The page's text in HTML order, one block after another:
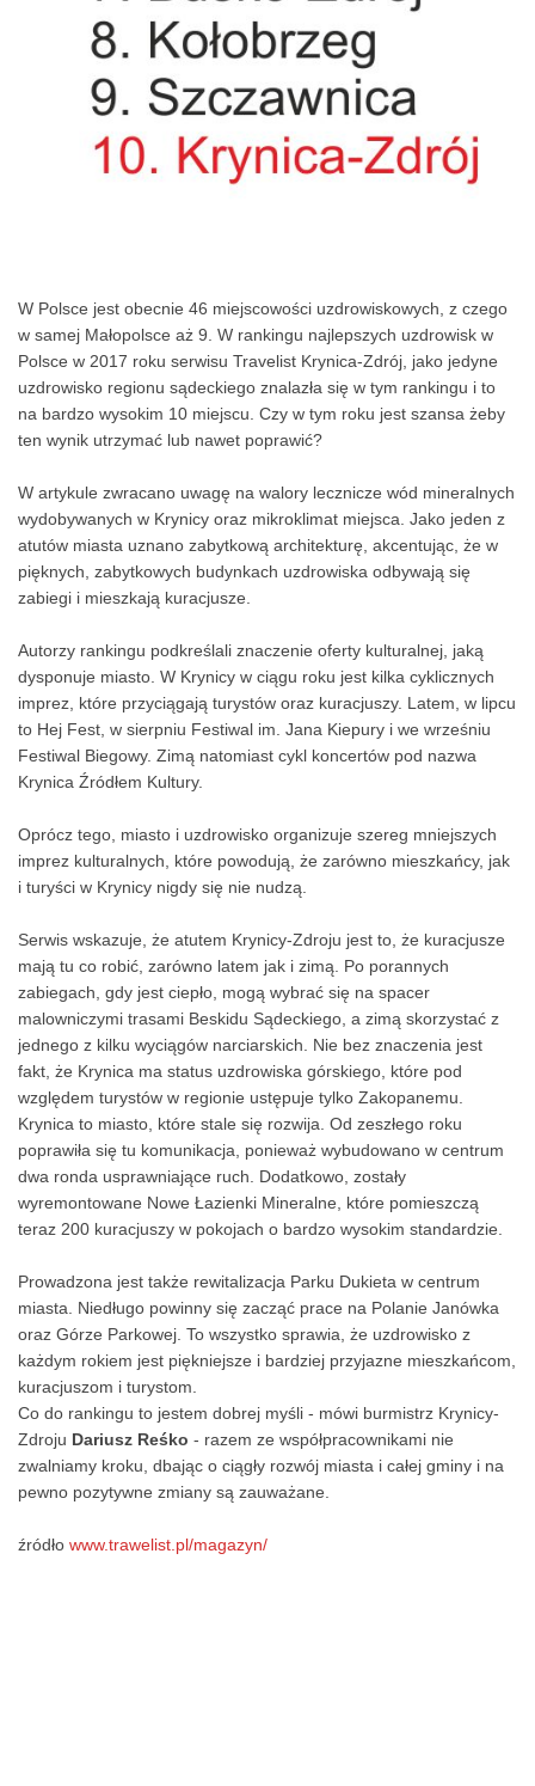
W Polsce jest obecnie 46 miejscowości uzdrowiskowych, z czego
w samej Małopolsce aż 9. W rankingu najlepszych uzdrowisk w
Polsce w 2017 roku serwisu Travelist Krynica-Zdrój, jako jedyne
uzdrowisko regionu sądeckiego znalazła się w tym rankingu i to
na bardzo wysokim 10 miejscu. Czy w tym roku jest szansa żeby
ten wynik utrzymać lub nawet poprawić?
W artykule zwracano uwagę na walory lecznicze wód mineralnych
wydobywanych w Krynicy oraz mikroklimat miejsca. Jako jeden z
atutów miasta uznano zabytkową architekturę, akcentując, że w
pięknych, zabytkowych budynkach uzdrowiska odbywają się
zabiegi i mieszkają kuracjusze.
Autorzy rankingu podkreślali znaczenie oferty kulturalnej, jaką
dysponuje miasto. W Krynicy w ciągu roku jest kilka cyklicznych
imprez, które przyciągają turystów oraz kuracjuszy. Latem, w lipcu
to Hej Fest, w sierpniu Festiwal im. Jana Kiepury i we wrześniu
Festiwal Biegowy. Zimą natomiast cykl koncertów pod nazwa
Krynica Źródłem Kultury.
Oprócz tego, miasto i uzdrowisko organizuje szereg mniejszych
imprez kulturalnych, które powodują, że zarówno mieszkańcy, jak
i turyści w Krynicy nigdy się nie nudzą.
Serwis wskazuje, że atutem Krynicy-Zdroju jest to, że kuracjusze
mają tu co robić, zarówno latem jak i zimą. Po porannych
zabiegach, gdy jest ciepło, mogą wybrać się na spacer
malowniczymi trasami Beskidu Sądeckiego, a zimą skorzystać z
jednego z kilku wyciągów narciarskich. Nie bez znaczenia jest
fakt, że Krynica ma status uzdrowiska górskiego, które pod
względem turystów w regionie ustępuje tylko Zakopanemu.
Krynica to miasto, które stale się rozwija. Od zeszłego roku
poprawiła się tu komunikacja, ponieważ wybudowano w centrum
dwa ronda usprawniające ruch. Dodatkowo, zostały
wyremontowane Nowe Łazienki Mineralne, które pomieszczą
teraz 200 kuracjuszy w pokojach o bardzo wysokim standardzie.
Prowadzona jest także rewitalizacja Parku Dukieta w centrum
miasta. Niedługo powinny się zacząć prace na Polanie Janówka
oraz Górze Parkowej. To wszystko sprawia, że uzdrowisko z
każdym rokiem jest piękniejsze i bardziej przyjazne mieszkańcom,
kuracjuszom i turystom.
Co do rankingu to jestem dobrej myśli - mówi burmistrz Krynicy-
Zdroju Dariusz Reśko - razem ze współpracownikami nie
zwalniamy kroku, dbając o ciągły rozwój miasta i całej gminy i na
pewno pozytywne zmiany są zauważane.
źródło www.trawelist.pl/magazyn/